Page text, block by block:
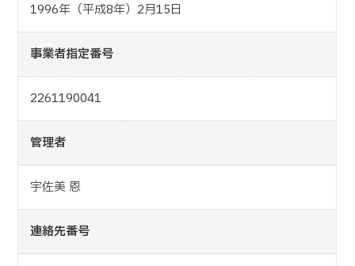
1996年（平成8年）2月15日
事業者指定番号
2261190041
管理者
宇佐美 恩
連絡先番号